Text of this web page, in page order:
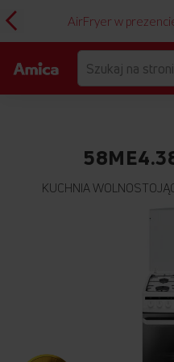
AirFryer w
KUCHNIA